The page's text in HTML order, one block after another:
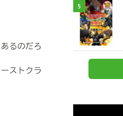
るのだろ
ストクラ
5